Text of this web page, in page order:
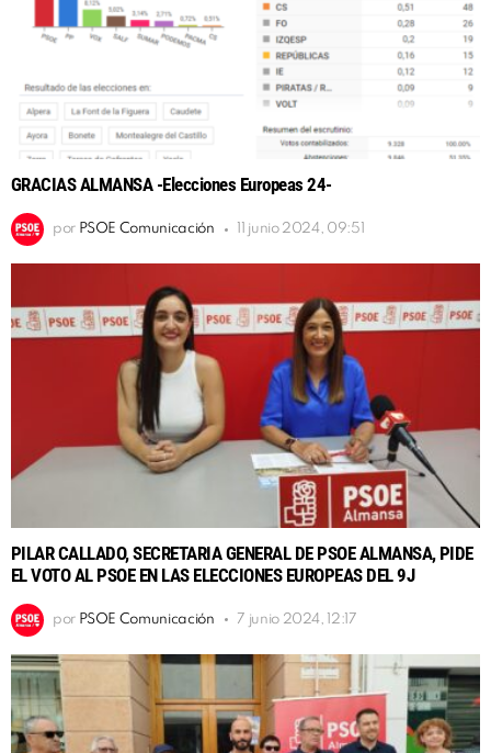
GRACIAS ALMANSA -Elecciones Europeas 24-
por PSOE Comunicación 11 junio 2024, 09:51
PILAR CALLADO, SECRETARIA GENERAL DE PSOE ALMANSA, PIDE
EL VOTO AL PSOE EN LAS ELECCIONES EUROPEAS DEL 9J
por PSOE Comunicación 7 junio 2024, 12:17